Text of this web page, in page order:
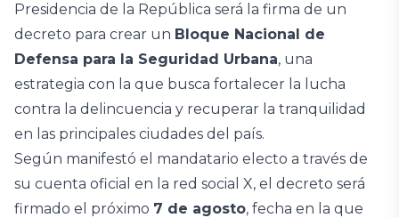
Presidencia de la República será la firma de un
decreto para crear un Bloque Nacional de
Defensa para la Seguridad Urbana, una
estrategia con la que busca fortalecer la lucha
contra la delincuencia y recuperar la tranquilidad
en las principales ciudades del país.
Según manifestó el mandatario electo a través de
su cuenta oficial en la red social X, el decreto será
firmado el próximo 7 de agosto, fecha en la que